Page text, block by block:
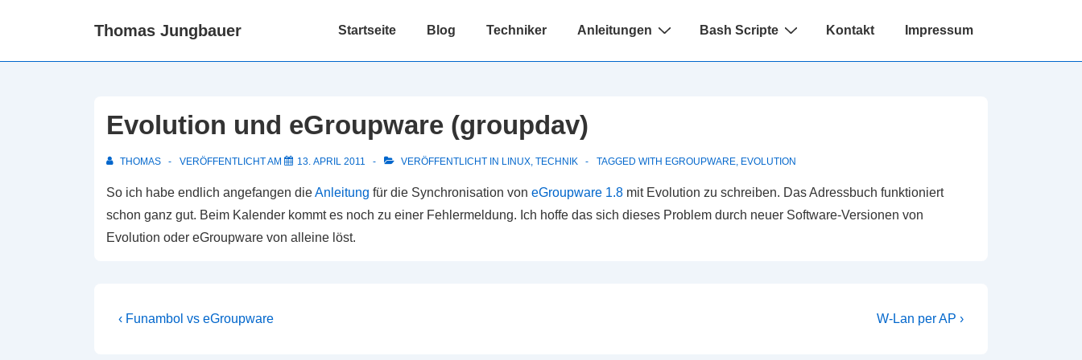
Thomas Jungbauer Hauptnavigation
Startseite Blog Techniker Anleitungen Bash Scripte Kontakt Impressum
Evolution und eGroupware (groupdav)
THOMAS VERÖFFENTLICHT AM 13. APRIL 2011 VERÖFFENTLICHT IN LINUX, TECHNIK TAGGED WITH EGROUPWARE, EVOLUTION
So ich habe endlich angefangen dieAnleitung für die Synchronisation von eGroupware 1.8 mit Evolution zu schreiben. Das Adressbuch funktioniert
schon ganz gut. Beim Kalender kommt es noch zu einer Fehlermeldung. Ich hoffe das sich dieses Problem durch neuer Software-Versionen von
Evolution oder eGroupware von alleine löst.
Beitragsnavigation
Vorheriger
‹ Funambol vs eGroupware
Nächster
W-Lan per AP ›